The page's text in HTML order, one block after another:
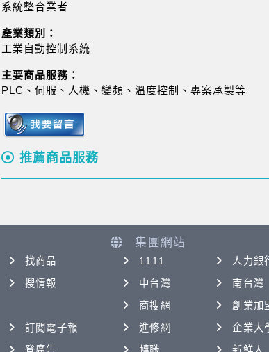
系統整合業者
產業類別：
工業自動控制系統
主要商品服務：
PLC、伺服、人機、變頻、溫度控制、專案承製等
推薦商品服務
找商品
搜情報
訂閱電子報
集團網站
1111
人力銀
中台灣
南台灣
商搜網
創業加
進修網
企業大